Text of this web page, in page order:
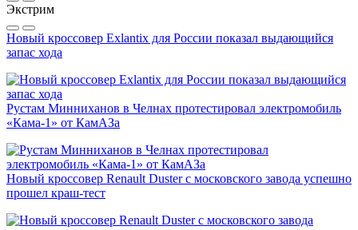
Экстрим
Новый кроссовер Exlantix для России показал выдающийся
запас хода
Рустам Минниханов в Челнах протестировал электромобиль
«Кама-1» от КамАЗа
Новый кроссовер Renault Duster с московского завода успешно
прошел краш-тест